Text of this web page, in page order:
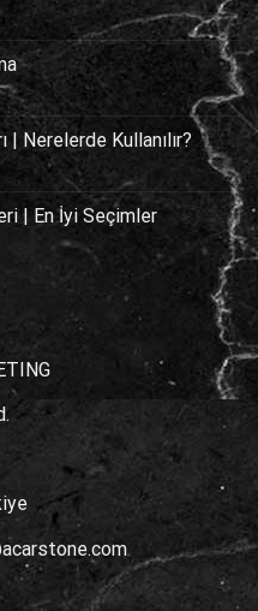
| Nerelerde Kullanılır?
| En İyi Seçimler